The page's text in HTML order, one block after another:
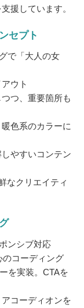
援しています。
セプト
で「大人の女
ウト
つ、重要箇所も
色系のカラーに
やすいコンテン
なクリエイティ
ンシブ対応
のコーディング
を実装。CTAを
コーディオンを